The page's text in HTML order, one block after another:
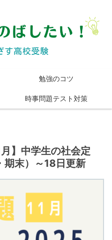
勉強のコツ
時事問題テスト対策
】中学生の社会定
期末）～18日更新